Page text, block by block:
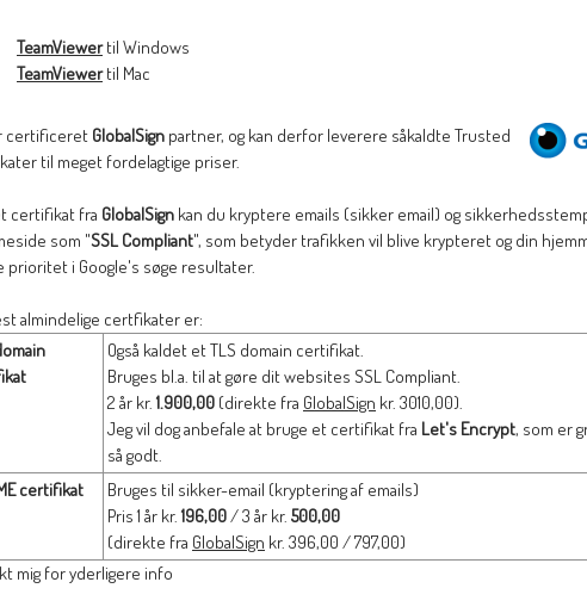
TeamViewertil Windows
TeamViewertil Mac
certificeret GlobalSign partner, og kan derfor leverere såkaldte Trusted
til meget fordelagtige priser.
certifikat fra GlobalSign kan du kryptere emails (sikker email) og
som "SSL Compliant", som betyder trafikken vil blive krypteret og din
prioritet i Google's søge resultater.
almindelige certfikater er:
Også kaldet et TLS domain certifikat.
Bruges bl.a. til at gøre dit websites SSL Compliant.
2 år kr.1.900,00 (direkte fra GlobalSign kr. 3010,00).
Jeg vil dog anbefale at bruge et certifikat fra Let's Encrypt, som er
så godt.
certifikat
Bruges til sikker-email (kryptering af emails)
Pris 1 år kr.196,00/ 3 år kr. 500,00
(direkte fra GlobalSign kr. 396,00 / 797,00)
mig for yderligere info